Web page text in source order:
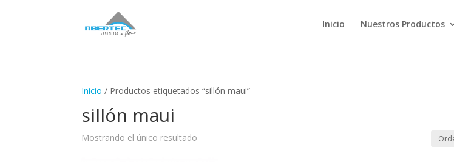
Inicio Nuestros Productos
Inicio / Productos etiquetados “sillón maui”
sillón maui
Mostrando el único resultado